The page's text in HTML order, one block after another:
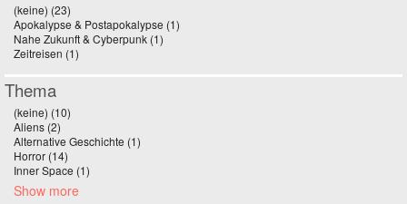
(keine) (23)
Apokalypse & Postapokalypse (1)
Nahe Zukunft & Cyberpunk (1)
Zeitreisen (1)
Thema
(keine) (10)
Aliens (2)
Alternative Geschichte (1)
Horror (14)
Inner Space (1)
Show more